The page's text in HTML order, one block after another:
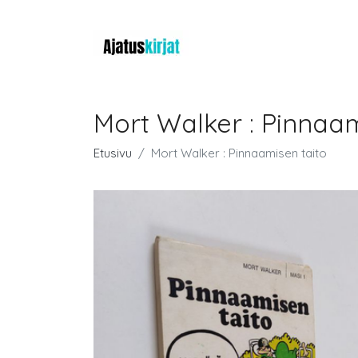
Mort Walker :
Etusivu Mort Walker : Pinnaamisen taito